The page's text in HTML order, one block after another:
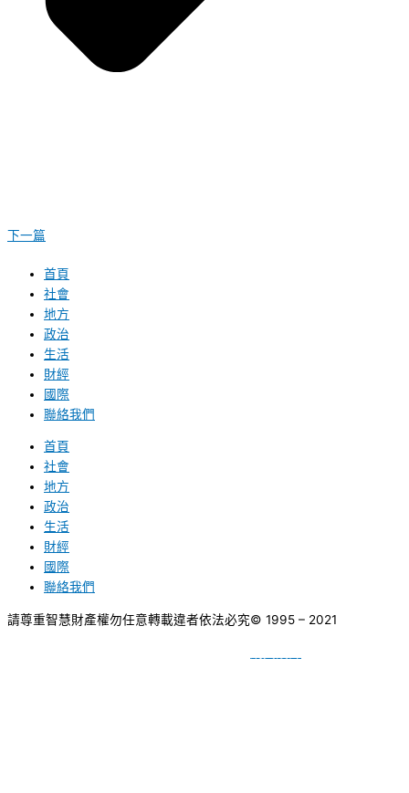
下一篇
首頁
社會
地方
政治
生活
財經
國際
聯絡我們
首頁
社會
地方
政治
生活
財經
國際
聯絡我們
請尊重智慧財產權勿任意轉載違者依法必究© 1995 – 2021